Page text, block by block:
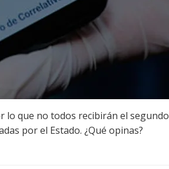
lo que no todos recibirán el segundo
por el Estado. ¿Qué opinas?